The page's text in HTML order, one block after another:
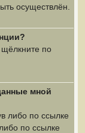
осуществлён.
по
мной
либо по ссылке
по ссылке